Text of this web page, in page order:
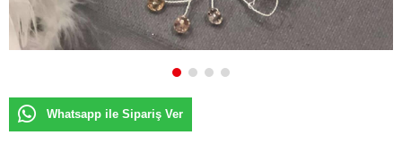
Whatsapp ile Sipariş Ver